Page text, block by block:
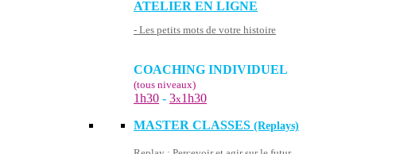
ATELIER EN LIGNE
- Les petits mots de votre histoire
COACHING INDIVIDUEL
(tous niveaux)
1h30 - 3x1h30
MASTER CLASSES (Replays)